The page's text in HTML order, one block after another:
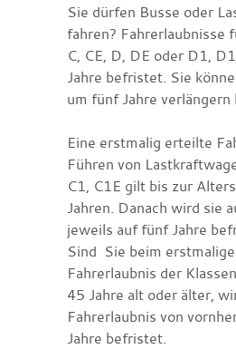
Sie dürfen Busse oder
fahren? Fahrerlaubnisse
C, CE, D, DE oder D1,
Jahre befristet. Sie
um fünf Jahre verlängern
Eine erstmalig erteilte
Führen von
C1, C1E gilt bis zur
Jahren. Danach wird sie
jeweils auf fünf Jahre
Sind Sie beim
Fahrerlaubnis der
45 Jahre alt oder älter,
Fahrerlaubnis von
Jahre befristet.